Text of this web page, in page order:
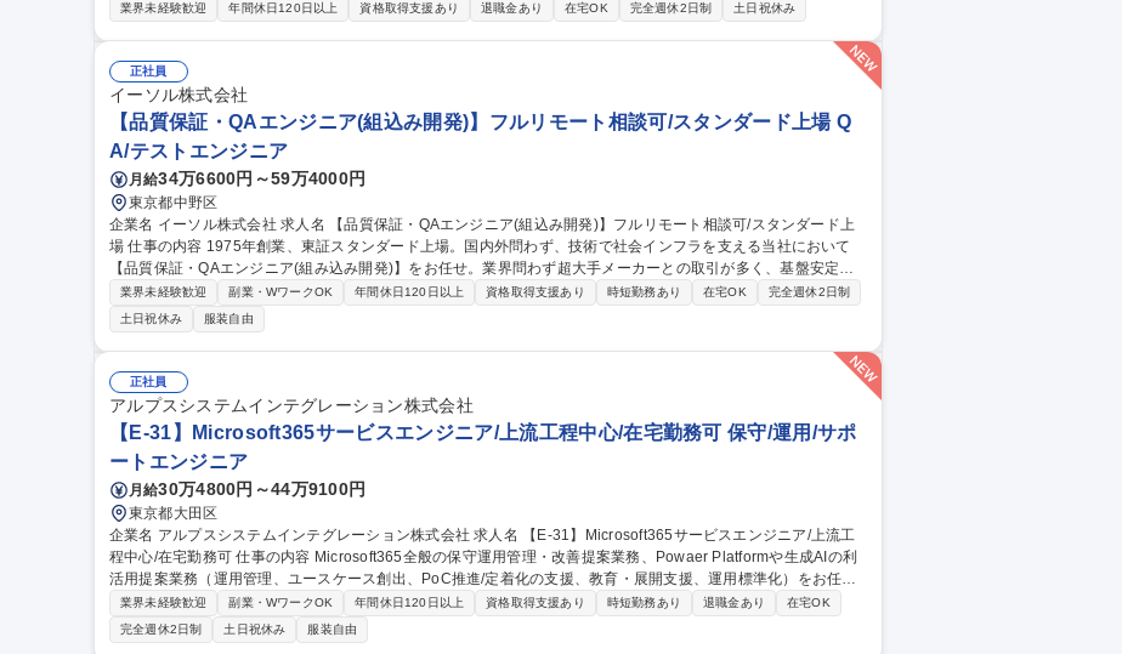
的には】工事や設備リニューアルの審査・稟議対応／新しい省エネ・省人設備などの検討・紹介・導入／新設備
◆設備導入企画担当◆年休127日/リモートOK/第二新卒歓迎
業界未経験歓迎 年間休日120日以上 資格取得支援あり 退職金あり 在宅OK 完全週休2日制 土日祝休み
正社員
イーソル株式会社
【品質保証・QAエンジニア(組込み開発)】フルリモート相談可/スタンダード上場 Q
A/テストエンジニア
月給34万6600円～59万4000円
東京都中野区
企業名 イーソル株式会社 求人名 【品質保証・QAエンジニア(組込み開発)】フルリモート相談可/スタンダード上
場 仕事の内容 1975年創業、東証スタンダード上場。国内外問わず、技術で社会インフラを支える当社において
【品質保証・QAエンジニア(組み込み開発)】をお任せ。業界問わず超大手メーカーとの取引が多く、基盤安定し
ております。 業界や技術分野を問わず、多様なプロジェクトに横断的に関与でき、広い視野とスキルが得られる
ポジションです。 【詳細】社内、社外のプロジェクト成果物を品質保証チェックおよび妥当性検証などを行うポ
ジションです。■開発プロジェクトにおける品質保証活動■品質ゲート運営支援■不具合分析および再発防止支援■
開発成果物レビューおよび品質評価。 【取引先例】任天堂、ソフトバンク、トヨタ自動車、日立、明治など 募集
職種 【品質保証・QAエンジニア(組込み開発)】フルリモート相談可/スタンダード上場
業界未経験歓迎 副業・WワークOK 年間休日120日以上 資格取得支援あり 時短勤務あり 在宅OK
完全週休2日制
土日祝休み
服装自由
正社員
アルプスシステムインテグレーション株式会社
【E-31】Microsoft365サービスエンジニア/上流工程中心/在宅勤務可 保守/運用/サポ
ートエンジニア
月給30万4800円～44万9100円
東京都大田区
企業名 アルプスシステムインテグレーション株式会社 求人名 【E-31】Microsoft365サービスエンジニア/上流工
程中心/在宅勤務可 仕事の内容 Microsoft365全般の保守運用管理・改善提案業務、Powaer Platformや生成AIの利
活用提案業務（運用管理、ユースケース創出、PoC推進/定着化の支援、教育・展開支援、運用標準化）をお任せ
いたします。 【仕事の面白み】 ■グローバルシェアNo1のMicrosoft365の技術を習得することができます。 ■上流
工程を中心に、Power Platformや生成AIなど最新技術でお客様の業務を変える仕事です。 ■当面はアルプスアルパ
イングループ内での業務を担当いただく予定ですが、ビジネス拡大にあわせ内外問わず、幅広い業種のお客様へ
業界未経験歓迎 副業・WワークOK 年間休日120日以上 資格取得支援あり 時短勤務あり 退職金あり
在宅OK
完全週休2日制
土日祝休み 服装自由